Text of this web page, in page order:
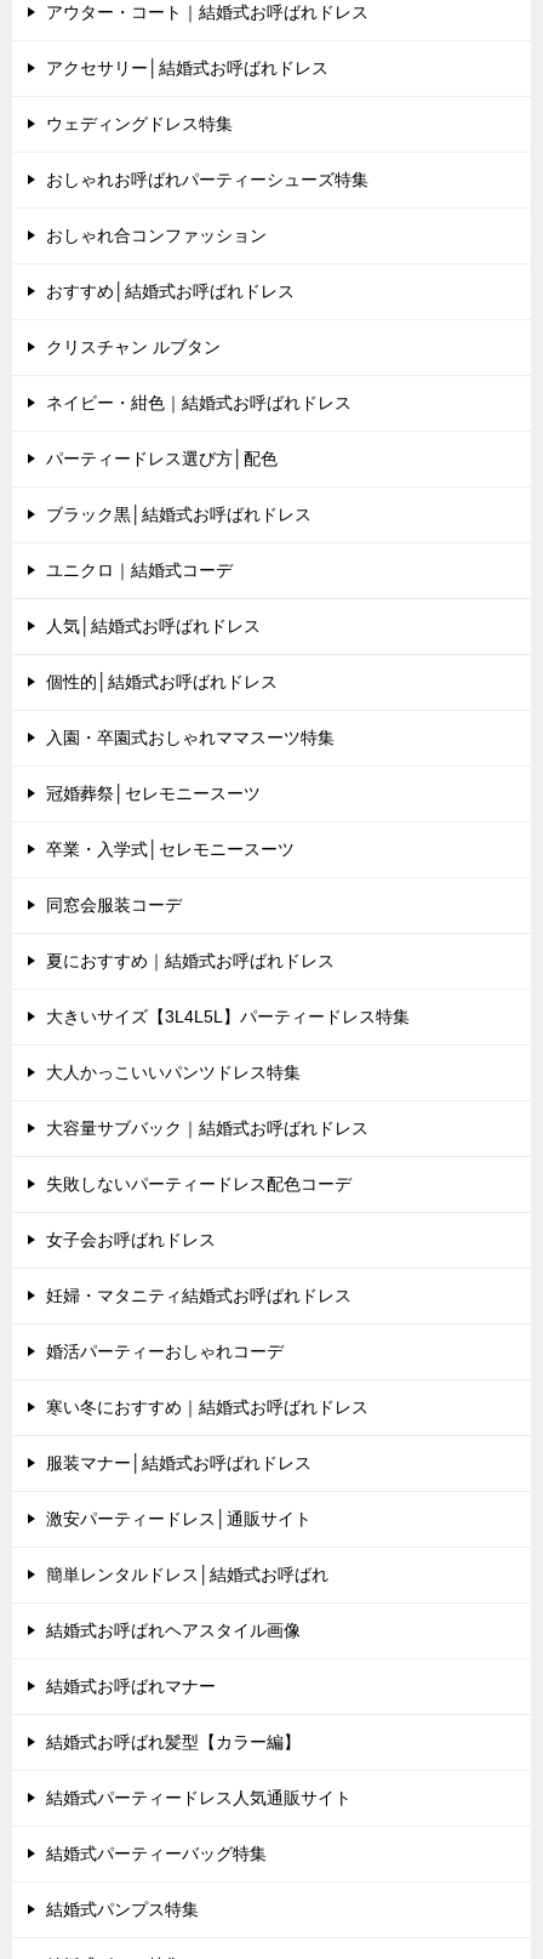
アウター・コート｜結婚式お呼ばれドレス
アクセサリー│結婚式お呼ばれドレス
ウェディングドレス特集
おしゃれお呼ばれパーティーシューズ特集
おしゃれ合コンファッション
おすすめ│結婚式お呼ばれドレス
クリスチャン ルブタン
ネイビー・紺色｜結婚式お呼ばれドレス
パーティードレス選び方│配色
ブラック黒│結婚式お呼ばれドレス
ユニクロ｜結婚式コーデ
人気│結婚式お呼ばれドレス
個性的│結婚式お呼ばれドレス
入園・卒園式おしゃれママスーツ特集
冠婚葬祭│セレモニースーツ
卒業・入学式│セレモニースーツ
同窓会服装コーデ
夏におすすめ｜結婚式お呼ばれドレス
大きいサイズ【3L4L5L】パーティードレス特集
大人かっこいいパンツドレス特集
大容量サブバック｜結婚式お呼ばれドレス
失敗しないパーティードレス配色コーデ
女子会お呼ばれドレス
妊婦・マタニティ結婚式お呼ばれドレス
婚活パーティーおしゃれコーデ
寒い冬におすすめ｜結婚式お呼ばれドレス
服装マナー│結婚式お呼ばれドレス
激安パーティードレス│通販サイト
簡単レンタルドレス│結婚式お呼ばれ
結婚式お呼ばれヘアスタイル画像
結婚式お呼ばれマナー
結婚式お呼ばれ髪型【カラー編】
結婚式パーティードレス人気通販サイト
結婚式パーティーバッグ特集
結婚式パンプス特集